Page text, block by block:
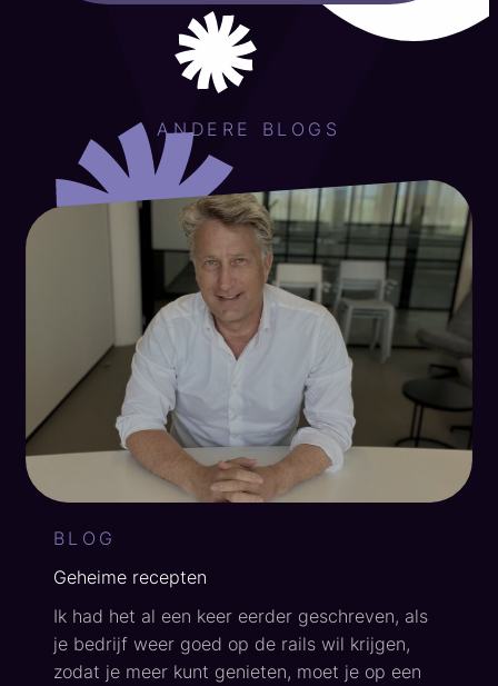
ANDERE BLOGS
" alt="">
BLOG
Geheime recepten
Ik had het al een keer eerder geschreven, als
je bedrijf weer goed op de rails wil krijgen,
zodat je meer kunt genieten, moet je op een